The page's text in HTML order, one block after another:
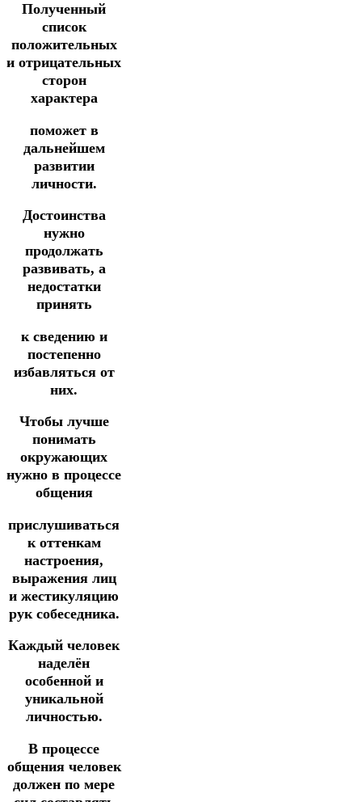
Полученный
список
положительных
и отрицательных
сторон
характера
поможет в
дальнейшем
развитии
личности.
Достоинства
нужно
продолжать
развивать, а
недостатки
принять
к сведению и
постепенно
избавляться от
них.
Чтобы лучше
понимать
окружающих
нужно в процессе
общения
прислушиваться
к оттенкам
настроения,
выражения лиц
и жестикуляцию
рук собеседника.
Каждый человек
наделён
особенной и
уникальной
личностью.
В процессе
общения человек
должен по мере